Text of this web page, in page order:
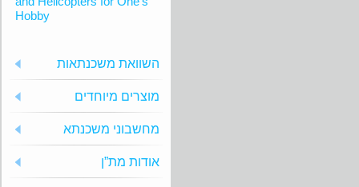
Hobby
השוואת משכנתאות
מוצרים מיוחדים
מחשבוני משכנתא
אודות מת”ן